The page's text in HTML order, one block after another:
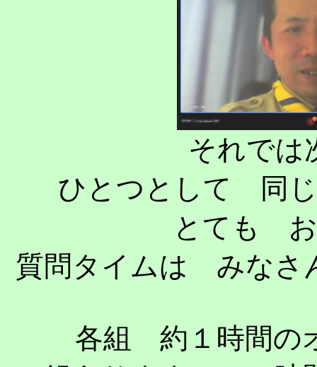
それでは
ひとつとして 同
とても お
質問タイムは みなさ
各組 約１時間の